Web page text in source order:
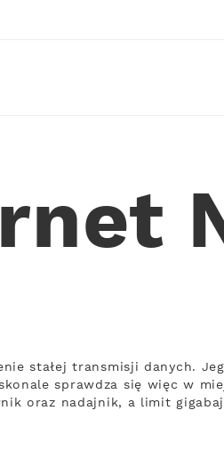
stałej transmisji danych.
sprawdza się więc w
oraz nadajnik, a limit